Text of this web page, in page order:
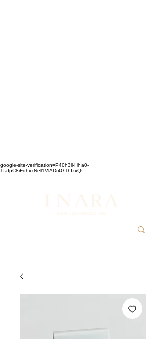
google-site-verification=P40h3ll-Hha0-
1IaIpC8iFqhxxNel1VlADr4GThIzxQ